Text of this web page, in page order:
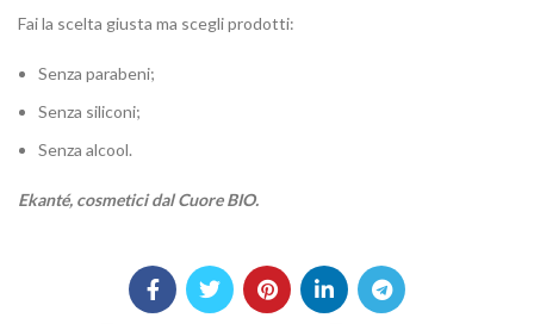
Fai la scelta giusta ma scegli prodotti:
Senza parabeni;
Senza siliconi;
Senza alcool.
Ekanté, cosmetici dal Cuore BIO.